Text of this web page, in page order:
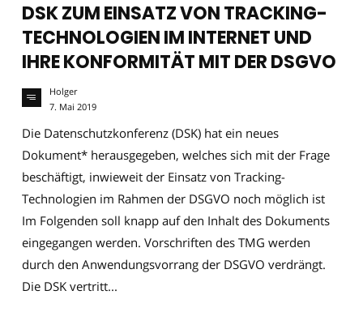
DSK ZUM EINSATZ VON TRACKING-
TECHNOLOGIEN IM INTERNET UND
IHRE KONFORMITÄT MIT DER DSGVO
Holger
7. Mai 2019
Die Datenschutzkonferenz (DSK) hat ein neues
Dokument* herausgegeben, welches sich mit der Frage
beschäftigt, inwieweit der Einsatz von Tracking-
Technologien im Rahmen der DSGVO noch möglich ist
Im Folgenden soll knapp auf den Inhalt des Dokuments
eingegangen werden. Vorschriften des TMG werden
durch den Anwendungsvorrang der DSGVO verdrängt.
Die DSK vertritt...